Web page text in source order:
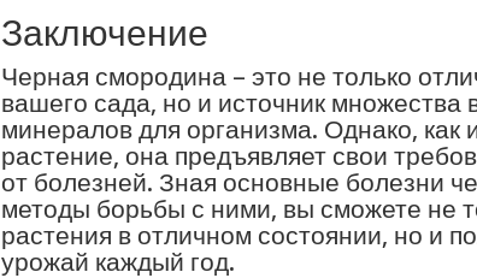
Заключение
Черная смородина – это не только
вашего сада, но и источник множества
минералов для организма. Однако, как
растение, она предъявляет свои
от болезней. Зная основные болезни
методы борьбы с ними, вы сможете не
растения в отличном состоянии, но и
урожай каждый год.